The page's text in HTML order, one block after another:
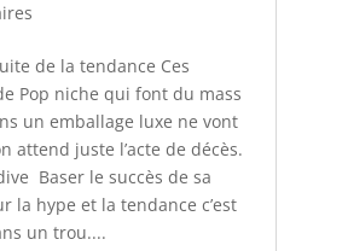
de la tendance Ces
Pop niche qui font du mass
un emballage luxe ne vont
attend juste l’acte de décès.
Baser le succès de sa
la hype et la tendance c’est
un trou....